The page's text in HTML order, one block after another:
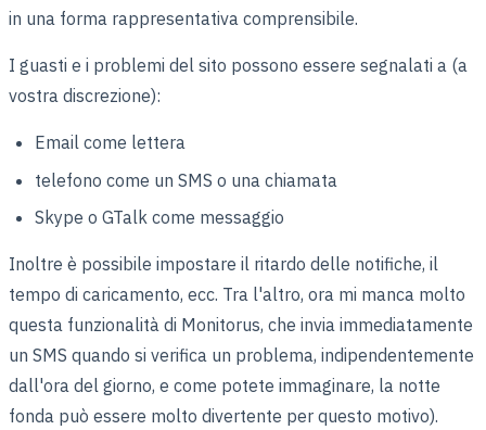
in una forma rappresentativa comprensibile.
I guasti e i problemi del sito possono essere segnalati a (a
vostra discrezione):
Email come lettera
telefono come un SMS o una chiamata
Skype o GTalk come messaggio
Inoltre è possibile impostare il ritardo delle notifiche, il
tempo di caricamento, ecc. Tra l'altro, ora mi manca molto
questa funzionalità di Monitorus, che invia immediatamente
un SMS quando si verifica un problema, indipendentemente
dall'ora del giorno, e come potete immaginare, la notte
fonda può essere molto divertente per questo motivo).